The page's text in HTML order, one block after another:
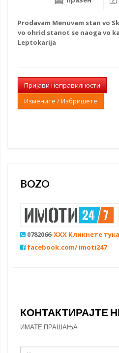
Prodavam Menuvam stan vo
vo ohrid stanot se naoga vo
Leptokarija
Пријави неправилности
Измените / Избришете
BOZO
0782066-XXX Кликнете
facebook.com/ imoti247
КОНТАКТИРАЈТЕ
ИМАТЕ ПРАШАЊА